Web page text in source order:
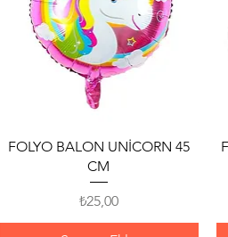
Hızlı Bakış
FOLYO BALON UNİCORN 45
CM
Fiyat
₺25,00